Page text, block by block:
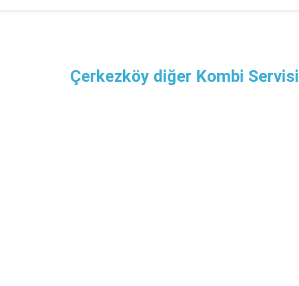
Çerkezköy diğer Kombi Servisi